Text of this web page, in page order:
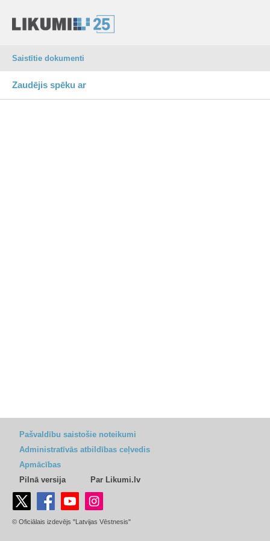
Saistītie dokumenti
Zaudējis spēku ar
Pašvaldību saistošie noteikumi
Administratīvās atbildības ceļvedis
Apmācības
Pilnā versija
Par Likumi.lv
© Oficiālais izdevējs "Latvijas Vēstnesis"